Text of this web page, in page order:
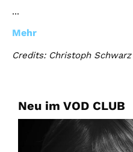
...
Mehr
Credits: Christoph Schwarz
Neu im VOD CLUB